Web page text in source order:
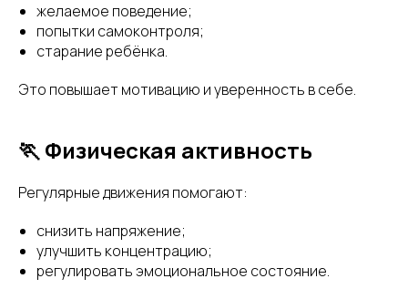
желаемое поведение;
попытки самоконтроля;
старание ребёнка.
Это повышает мотивацию и уверенность в себе.
🏃 Физическая активность
Регулярные движения помогают:
снизить напряжение;
улучшить концентрацию;
регулировать эмоциональное состояние.